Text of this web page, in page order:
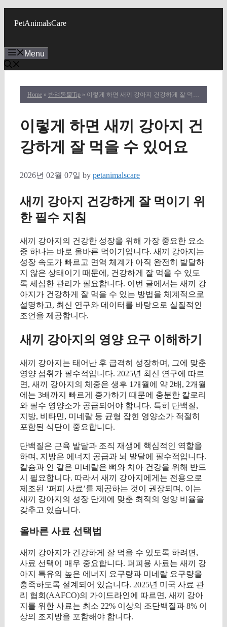
PetAnimalsCare
Menu
Home » 반려동물Tip » 이렇게 하면 새끼 강아지 건강하게 잘 먹을 수 있어요
이렇게 하면 새끼 강아지 건
강하게 잘 먹을 수 있어요
2026년 02월 07일 by petanimalscare
새끼 강아지 건강하게 잘 먹이기 위
한 필수 지침
새끼 강아지의 건강한 성장을 위해 가장 중요한 요소
중 하나는 바로 올바른 먹이기입니다. 새끼 강아지는
성장 속도가 빠르고 면역 체계가 아직 완전히 발달하
지 않은 상태이기 때문에, 건강하게 잘 먹을 수 있도
록 세심한 관리가 필요합니다. 이번 글에서는 새끼 강
아지가 건강하게 잘 먹을 수 있는 방법을 체계적으로
설명하고, 최신 연구와 데이터를 바탕으로 실질적인
조언을 제공합니다.
새끼 강아지의 영양 요구 이해하기
새끼 강아지는 태어난 후 급격히 성장하며, 그에 맞춘
영양 섭취가 필수적입니다. 2025년 최신 연구에 따르
면, 새끼 강아지의 체중은 생후 1개월에 약 2배, 2개월
에는 3배까지 빠르게 증가하기 때문에 충분한 칼로리
와 필수 영양소가 공급되어야 합니다. 특히 단백질,
지방, 비타민, 미네랄 등 균형 잡힌 영양소가 적절히
포함된 식단이 중요합니다.
단백질은 근육 발달과 조직 재생에 핵심적인 역할을
하며, 지방은 에너지 공급과 뇌 발달에 필수적입니다.
칼슘과 인 같은 미네랄은 뼈와 치아 건강을 위해 반드
시 필요합니다. 따라서 새끼 강아지에게는 전용으로
제조된 ‘퍼피 사료’를 제공하는 것이 권장되며, 이는
새끼 강아지의 성장 단계에 맞춘 최적의 영양 비율을
갖추고 있습니다.
올바른 사료 선택법
새끼 강아지가 건강하게 잘 먹을 수 있도록 하려면,
사료 선택이 매우 중요합니다. 퍼피용 사료는 새끼 강
아지 특유의 높은 에너지 요구량과 미네랄 요구량을
충족하도록 설계되어 있습니다. 2025년 미국 사료 관
리 협회(AAFCO)의 가이드라인에 따르면, 새끼 강아
지를 위한 사료는 최소 22% 이상의 조단백질과 8% 이
상의 조지방을 포함해야 합니다.